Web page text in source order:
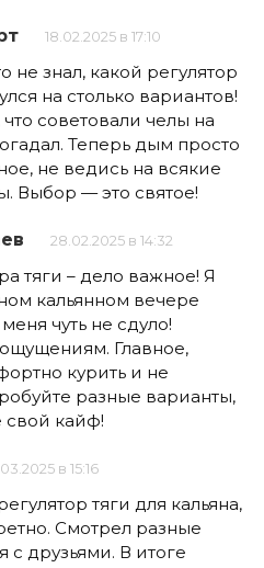
18.02.2025 в 17:10
не знал, какой регулятор
на столько вариантов!
что советовали челы на
Теперь дым просто
не ведись на всякие
Выбор — это святое!
28.02.2025 в 14:32
тяги – дело важное! Я
кальянном вечере
чуть не сдуло!
Главное,
курить и не
разные варианты,
свой кайф!
в 15:16
тяги для кальяна,
Смотрел разные
с друзьями. В итоге